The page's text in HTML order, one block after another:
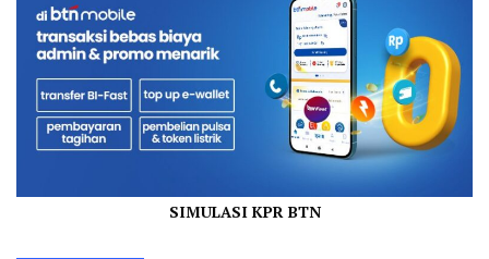
SIMULASI KPR BTN